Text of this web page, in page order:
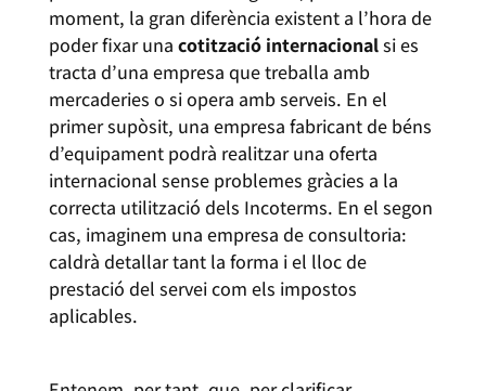
moment, la gran diferència existent a l’hora de
poder fixar una cotització internacionalsi es
tracta d’una empresa que treballa amb
mercaderies o si opera amb serveis. En el
primer supòsit, una empresa fabricant de béns
d’equipament podrà realitzar una oferta
internacional sense problemes gràcies a la
correcta utilització dels Incoterms. En el segon
cas, imaginem una empresa de consultoria:
caldrà detallar tant la forma i el lloc de
prestació del servei com els impostos
aplicables.